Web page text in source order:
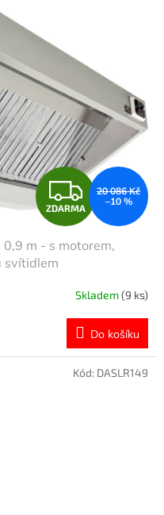
Z
D
A
R
M
A
ZDARMA
20 086 Kč
–10 %
m - s motorem,
svítidlem
Skladem(9 ks)
Do košíku
Kód: DASLR149